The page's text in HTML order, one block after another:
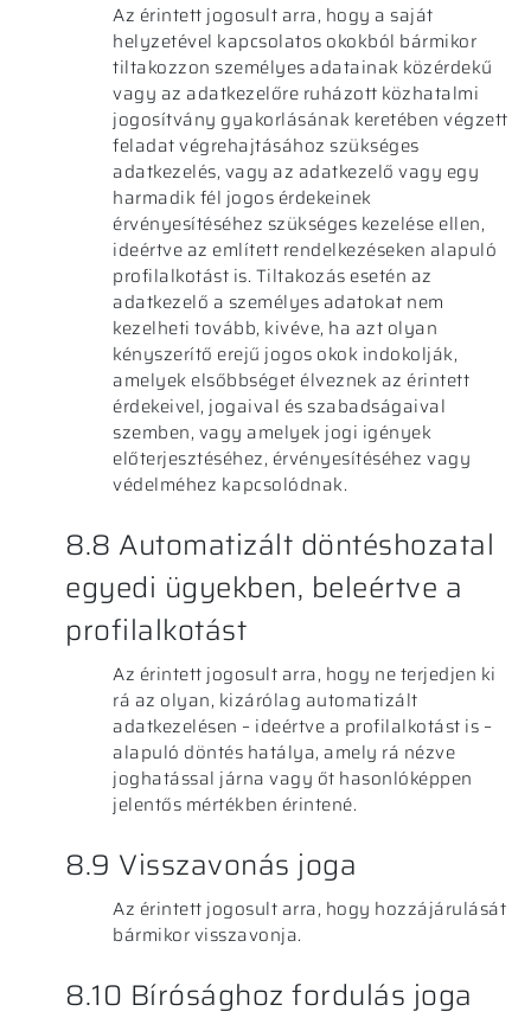
Az érintett jogosult arra, hogy a saját
helyzetével kapcsolatos okokból bármikor
tiltakozzon személyes adatainak közérdekű
vagy az adatkezelőre ruházott közhatalmi
jogosítvány gyakorlásának keretében végzett
feladat végrehajtásához szükséges
adatkezelés, vagy az adatkezelő vagy egy
harmadik fél jogos érdekeinek
érvényesítéséhez szükséges kezelése ellen,
ideértve az említett rendelkezéseken alapuló
profilalkotást is. Tiltakozás esetén az
adatkezelő a személyes adatokat nem
kezelheti tovább, kivéve, ha azt olyan
kényszerítő erejű jogos okok indokolják,
amelyek elsőbbséget élveznek az érintett
érdekeivel, jogaival és szabadságaival
szemben, vagy amelyek jogi igények
előterjesztéséhez, érvényesítéséhez vagy
védelméhez kapcsolódnak.
8.8 Automatizált döntéshozatal
egyedi ügyekben, beleértve a
profilalkotást
Az érintett jogosult arra, hogy ne terjedjen ki
rá az olyan, kizárólag automatizált
adatkezelésen – ideértve a profilalkotást is –
alapuló döntés hatálya, amely rá nézve
joghatással járna vagy őt hasonlóképpen
jelentős mértékben érintené.
8.9 Visszavonás joga
Az érintett jogosult arra, hogy hozzájárulását
bármikor visszavonja.
8.10 Bírósághoz fordulás joga